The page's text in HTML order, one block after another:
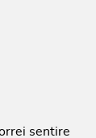
sentire